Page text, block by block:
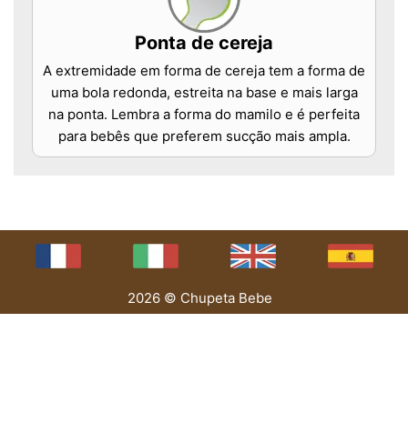
Ponta de cereja
A extremidade em forma de cereja tem a forma de
uma bola redonda, estreita na base e mais larga
na ponta. Lembra a forma do mamilo e é perfeita
para bebês que preferem sucção mais ampla.
2026 © Chupeta Bebe